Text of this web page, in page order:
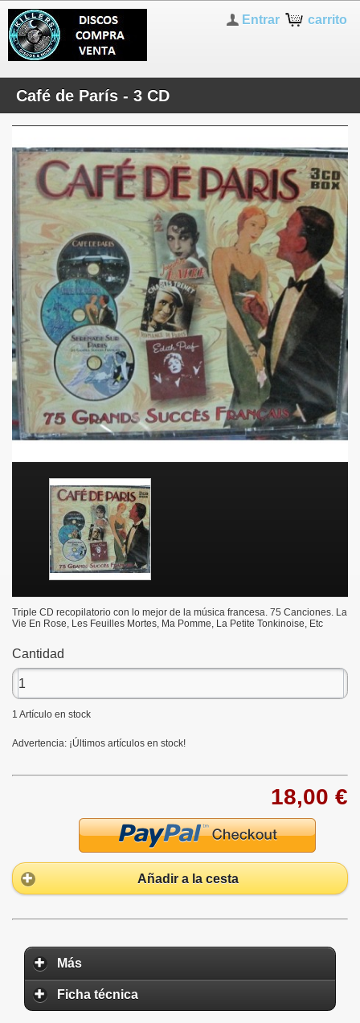
carrito
Entrar
Café de París - 3 CD
Triple CD recopilatorio con lo mejor de la música francesa. 75 Canciones. La
Vie En Rose, Les Feuilles Mortes, Ma Pomme, La Petite Tonkinoise, Etc
Cantidad
1 Artículo en stock
Advertencia: ¡Últimos artículos en stock!
18,00 €
Añadir a la cesta
Más
Ficha técnica